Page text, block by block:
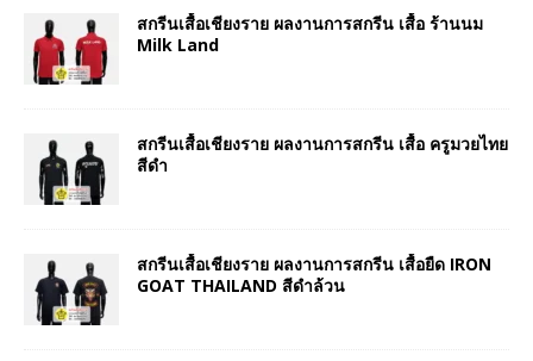
สกรีนเสื้อเชียงราย ผลงานการสกรีน เสื้อ ร้านนม
Milk Land
สกรีนเสื้อเชียงราย ผลงานการสกรีน เสื้อ ครูมวยไทย
สีดำ
สกรีนเสื้อเชียงราย ผลงานการสกรีน เสื้อยืด IRON
GOAT THAILAND สีดำล้วน